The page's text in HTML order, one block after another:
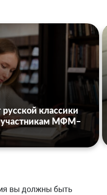
классики
участникам МФМ–
вы должны быть